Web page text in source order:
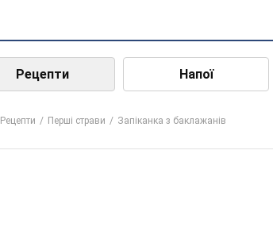
Рецепти Напої
Рецепти Перші страви Запіканка з баклажанів